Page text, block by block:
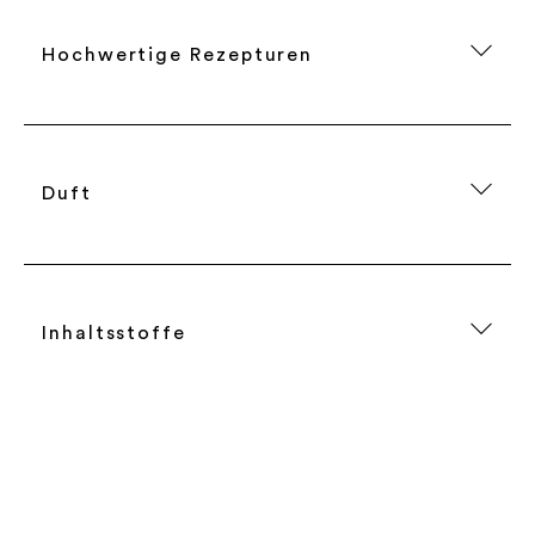
Hochwertige Rezepturen
Duft
Inhaltsstoffe